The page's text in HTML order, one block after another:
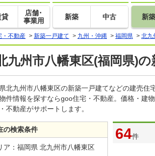
貸
店舗･
事業用
新築 中古 新築
・不動産 > 新築一戸建て > 九州・沖縄 > 福岡県 > 北九
九州市八幡東区(福岡県)
北九州市八幡東区の新築一戸建てなどの建売
件情報を探すならgoo住宅・不動産。価格・建
不動産がサポートします。
64件
の検索条件
ア：福岡県 北九州市八幡東区